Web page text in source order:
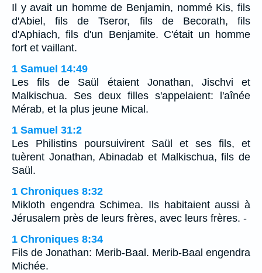
Il y avait un homme de Benjamin, nommé Kis, fils
d'Abiel, fils de Tseror, fils de Becorath, fils
d'Aphiach, fils d'un Benjamite. C'était un homme
fort et vaillant.
1 Samuel 14:49
Les fils de Saül étaient Jonathan, Jischvi et
Malkischua. Ses deux filles s'appelaient: l'aînée
Mérab, et la plus jeune Mical.
1 Samuel 31:2
Les Philistins poursuivirent Saül et ses fils, et
tuèrent Jonathan, Abinadab et Malkischua, fils de
Saül.
1 Chroniques 8:32
Mikloth engendra Schimea. Ils habitaient aussi à
Jérusalem près de leurs frères, avec leurs frères. -
1 Chroniques 8:34
Fils de Jonathan: Merib-Baal. Merib-Baal engendra
Michée.